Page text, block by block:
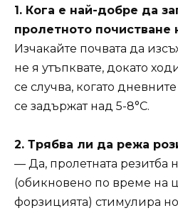
1. Кога е най-добре да
пролетното почистване
Изчакайте почвата да
не я утъпквате, докато
се случва, когато
се задържат над 5-8°C.
2. Трябва ли да режа
— Да, пролетната резитба
(обикновено по време на
форзицията) стимулира